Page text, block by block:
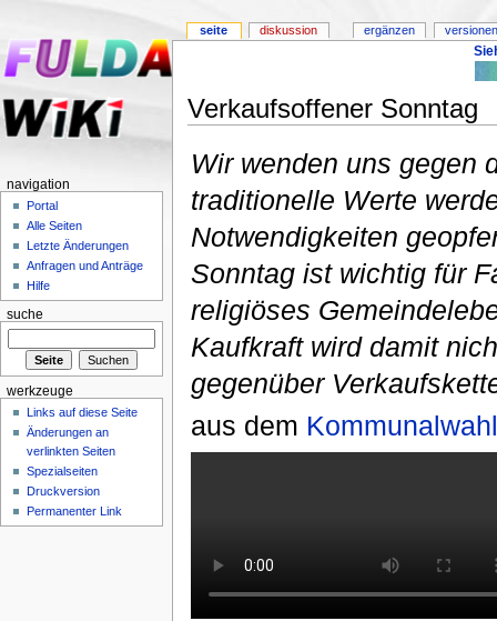
Verkaufsoffener Sonntag
Wir wenden uns gegen
traditionelle Werte
Notwendigkeiten
Sonntag ist wichtig für
religiöses
Kaufkraft wird damit
gegenüber
aus dem
seite diskussion ergänzen
navigation
Portal
Alle Seiten
Letzte Änderungen
Anfragen und Anträge
Hilfe
suche
werkzeuge
Links auf diese Seite
Änderungen an
verlinkten Seiten
Spezialseiten
Druckversion
Permanenter Link